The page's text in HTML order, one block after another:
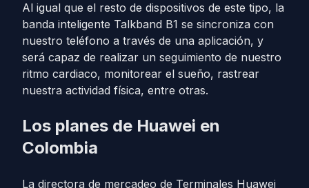
Al igual que el resto de dispositivos de este tipo, la
banda inteligente Talkband B1 se sincroniza con
nuestro teléfono a través de una aplicación, y
será capaz de realizar un seguimiento de nuestro
ritmo cardiaco, monitorear el sueño, rastrear
nuestra actividad física, entre otras.
Los planes de Huawei en
Colombia
La directora de mercadeo de Terminales Huawei